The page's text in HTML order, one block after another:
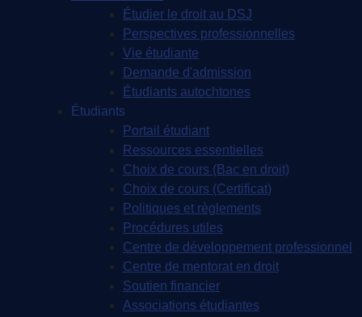
Étudier le droit au DSJ
Perspectives professionnelles
Vie étudiante
Demande d'admission
Étudiants autochtones
Étudiants
Portail étudiant
Ressources essentielles
Choix de cours (Bac en droit)
Choix de cours (Certificat)
Politiques et règlements
Procédures utiles
Centre de développement professionnel
Centre de mentorat en droit
Soutien financier
Associations étudiantes